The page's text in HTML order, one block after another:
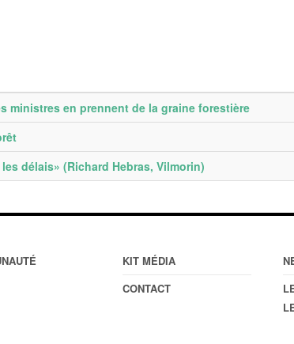
ministres en prennent de la graine forestière
délais» (Richard Hebras, Vilmorin)
KIT MÉDIA
CONTACT